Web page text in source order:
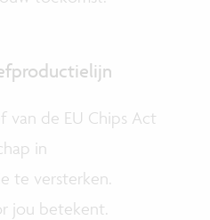
van de EU Chips Act
in
te versterken.
jou betekent.